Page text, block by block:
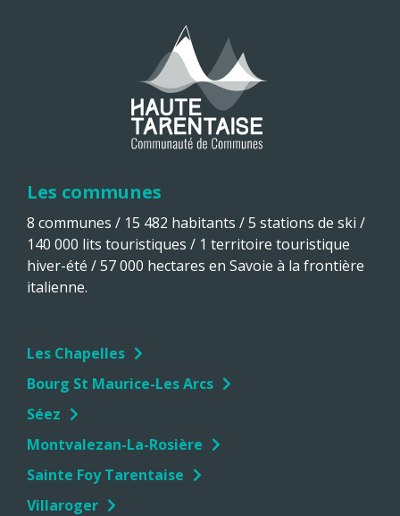
Les communes
8 communes / 15 482 habitants / 5 stations de ski /
140 000 lits touristiques / 1 territoire touristique
hiver-été / 57 000 hectares en Savoie à la frontière
italienne.
Les Chapelles
Bourg St Maurice-Les Arcs
Séez
Montvalezan-La-Rosière
Sainte Foy Tarentaise
Villaroger